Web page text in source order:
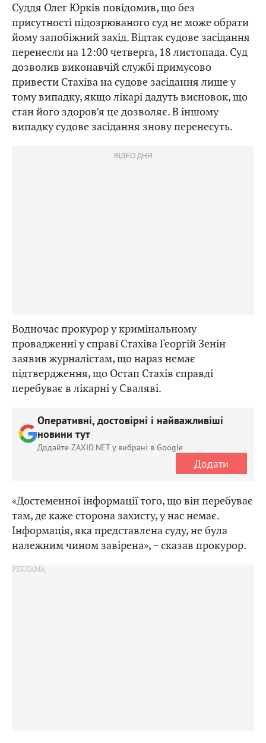
Суддя Олег Юрків повідомив, що без
присутності підозрюваного суд не може обрати
йому запобіжний захід. Відтак судове засідання
перенесли на 12:00 четверга, 18 листопада. Суд
дозволив виконавчій службі примусово
привести Стахіва на судове засідання лише у
тому випадку, якщо лікарі дадуть висновок, що
стан його здоров’я це дозволяє. В іншому
випадку судове засідання знову перенесуть.
ВІДЕО ДНЯ
Водночас прокурор у кримінальному
провадженні у справі Стахіва Георгій Зенін
заявив журналістам, що нараз немає
підтвердження, що Остап Стахів справді
перебуває в лікарні у Сваляві.
Оперативні, достовірні і найважливіші
новини тут
Додайте ZAXID.NET у вибрані в Google
Додати
«Достеменної інформації того, що він перебуває
там, де каже сторона захисту, у нас немає.
Інформація, яка представлена суду, не була
належним чином завірена», – сказав прокурор.